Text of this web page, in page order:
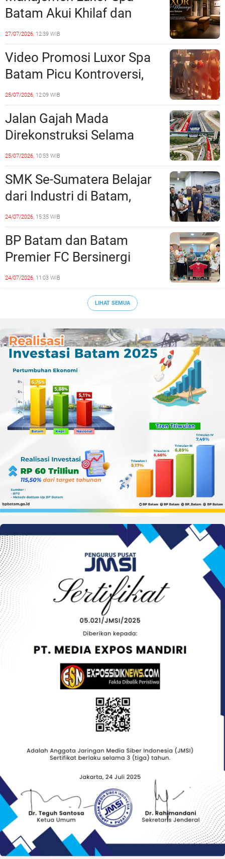
Batam Akui Khilaf dan
Minta Maaf, Konten
Langsung Di-Takedown
27/07/2026, 12:39 WIB
Video Promosi Luxor Spa
Batam Picu Kontroversi,
Dinilai Bermuatan Sensual
25/07/2026, 12:09 WIB
Jalan Gajah Mada
Direkonstruksi Selama
Empat Minggu, Ini Skema
Rekayasa Lalu Lintasnya
25/07/2026, 10:53 WIB
SMK Se-Sumatera Belajar
dari Industri di Batam,
Siapkan Lulusan Siap Kerja
Era Digital
24/07/2026, 15:35 WIB
BP Batam dan Batam
Premier FC Bersinergi
Cetak Generasi Emas
24/07/2026, 11:03 WIB
LIHAT SEMUA